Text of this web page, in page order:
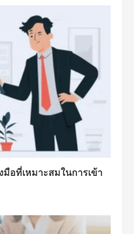
มือที่เหมาะสมในการเข้า